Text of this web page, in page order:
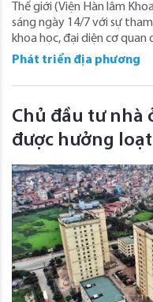
Thế giới (Viện Hàn lâm
sáng ngày 14/7 với sự
khoa học, đại diện cơ
Phát triển địa phương
Chủ đầu tư nhà
được hưởng